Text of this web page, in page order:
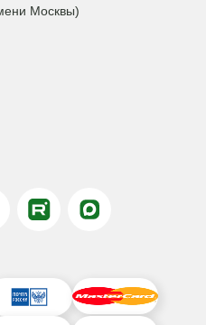
Москвы)